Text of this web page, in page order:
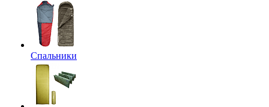
Спальники